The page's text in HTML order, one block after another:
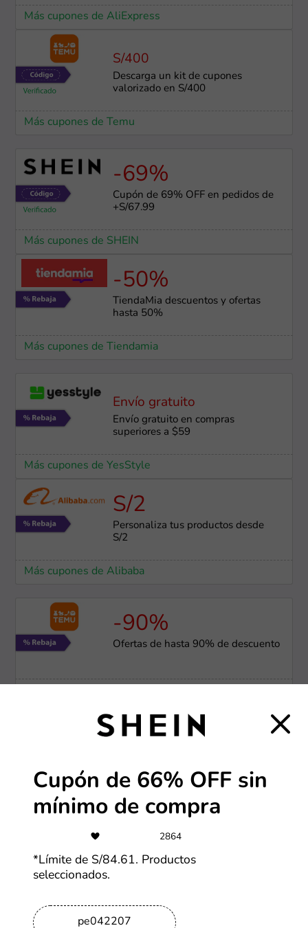
Más cupones de AliExpress
S/400
Descarga un kit de cupones
valorizado en S/400
Más cupones de Temu
-69%
Cupón de 69% OFF en pedidos de
+S/67.99
Más cupones de SHEIN
-50%
TiendaMia descuentos y ofertas
hasta 50%
Más cupones de Tiendamia
Envío gratuito
Envío gratuito en compras
superiores a $59
Más cupones de YesStyle
S/2
Personaliza tus productos desde
S/2
Más cupones de Alibaba
-90%
Ofertas de hasta 90% de descuento
-70%
Más cupones de SHEIN
-30%
Más cupones de Alibaba
Cupón de 66% OFF sin
mínimo de compra
2864
*Límite de S/84.61. Productos
seleccionados.
pe042207